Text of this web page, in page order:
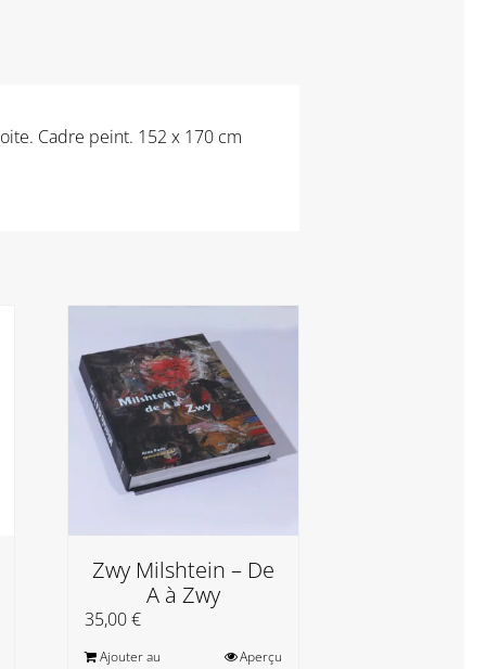
Cadre peint. 152 x 170 cm
Zwy Milshtein – De
A à Zwy
35,00€
Ajouter au
Aperçu